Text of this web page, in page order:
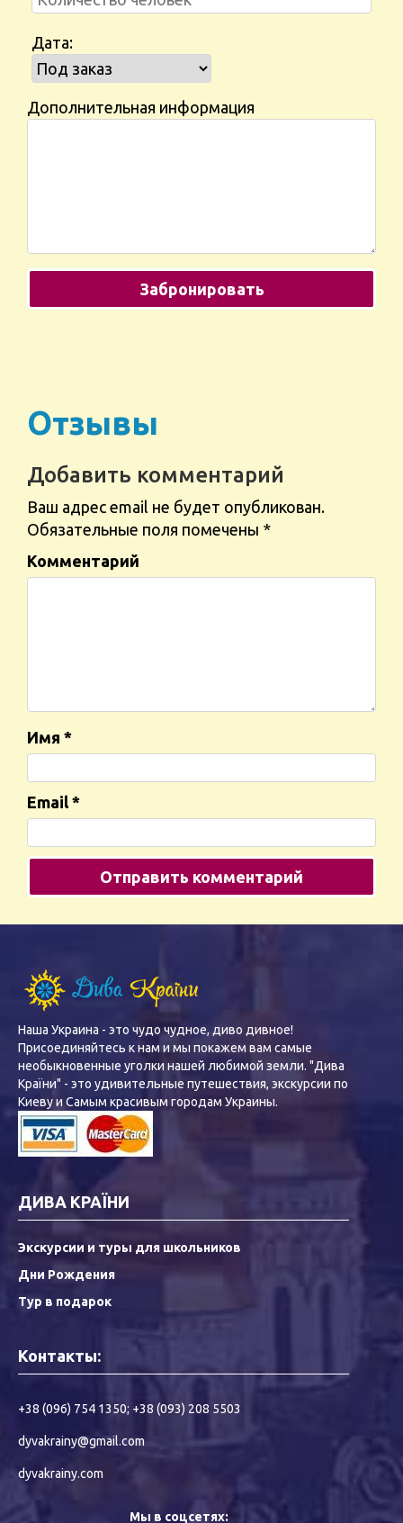
Дата:
Дополнительная информация
Отзывы
Добавить комментарий
Ваш адрес email не будет опубликован.
Обязательные поля помечены *
Комментарий
Имя *
Email *
Наша Украина - это чудо чудное, диво дивное!
Присоединяйтесь к нам и мы покажем вам самые
необыкновенные уголки нашей любимой земли. "Дива
Країни" - это удивительные путешествия, экскурсии по
Киеву и Самым красивым городам Украины.
ДИВА КРАЇНИ
Экскурсии и туры для школьников
Дни Рождения
Тур в подарок
Контакты:
+38 (096) 754 1350; +38 (093) 208 5503
dyvakrainy@gmail.com
dyvakrainy.com
Мы в соцсетях: